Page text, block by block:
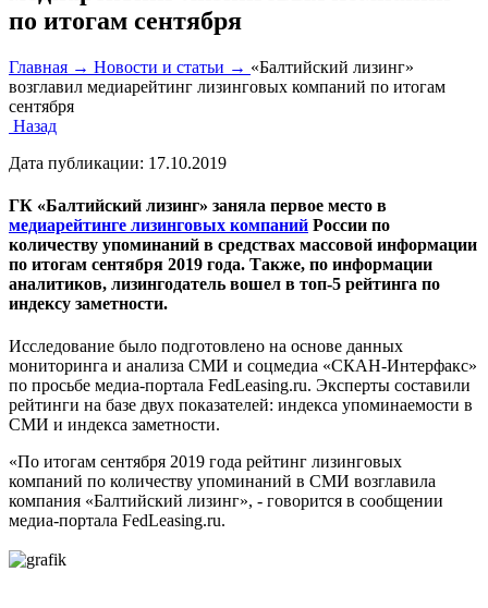
по итогам сентября
Главная → Новости и статьи → «Балтийский лизинг»
возглавил медиарейтинг лизинговых компаний по итогам
сентября
Назад
Дата публикации: 17.10.2019
ГК «Балтийский лизинг» заняла первое место в
медиарейтинге лизинговых компаний России по
количеству упоминаний в средствах массовой информации
по итогам сентября 2019 года. Также, по информации
аналитиков, лизингодатель вошел в топ-5 рейтинга по
индексу заметности.
Исследование было подготовлено на основе данных
мониторинга и анализа СМИ и соцмедиа «СКАН-Интерфакс»
по просьбе медиа-портала FedLeasing.ru. Эксперты составили
рейтинги на базе двух показателей: индекса упоминаемости в
СМИ и индекса заметности.
«По итогам сентября 2019 года рейтинг лизинговых
компаний по количеству упоминаний в СМИ возглавила
компания «Балтийский лизинг», - говорится в сообщении
медиа-портала FedLeasing.ru.